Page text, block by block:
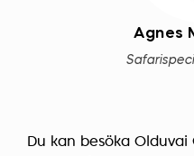
Agnes
Du kan besöka